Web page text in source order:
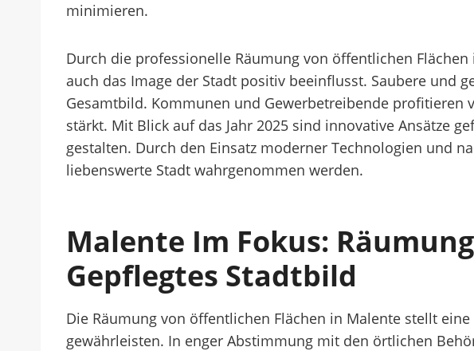
minimieren.
Durch die professionelle Räumung von öffentlichen
auch das Image der Stadt positiv beeinflusst. Saubere und
Gesamtbild. Kommunen und Gewerbetreibende profitieren
stärkt. Mit Blick auf das Jahr 2025 sind innovative Ansätze
gestalten. Durch den Einsatz moderner Technologien und
liebenswerte Stadt wahrgenommen werden.
Malente Im Fokus:
Gepflegtes Stadtbild
Die Räumung von öffentlichen Flächen in Malente stellt
gewährleisten. In enger Abstimmung mit den örtlichen